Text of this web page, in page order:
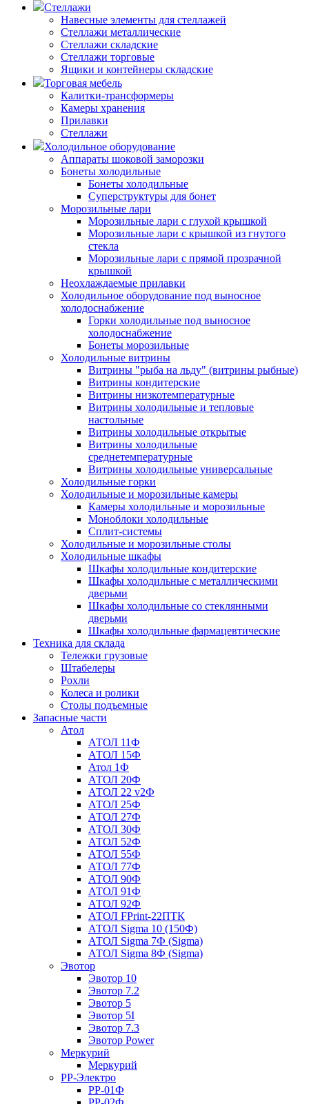
Стеллажи
Навесные элементы для стеллажей
Стеллажи металлические
Стеллажи складские
Стеллажи торговые
Ящики и контейнеры складские
Торговая мебель
Калитки-трансформеры
Камеры хранения
Прилавки
Стеллажи
Холодильное оборудование
Аппараты шоковой заморозки
Бонеты холодильные
Бонеты холодильные
Суперструктуры для бонет
Морозильные лари
Морозильные лари с глухой крышкой
Морозильные лари с крышкой из гнутого
стекла
Морозильные лари с прямой прозрачной
крышкой
Неохлаждаемые прилавки
Холодильное оборудование под выносное
холодоснабжение
Горки холодильные под выносное
холодоснабжение
Бонеты морозильные
Холодильные витрины
Витрины "рыба на льду" (витрины рыбные)
Витрины кондитерские
Витрины низкотемпературные
Витрины холодильные и тепловые
настольные
Витрины холодильные открытые
Витрины холодильные
среднетемпературные
Витрины холодильные универсальные
Холодильные горки
Холодильные и морозильные камеры
Камеры холодильные и морозильные
Моноблоки холодильные
Сплит-системы
Холодильные и морозильные столы
Холодильные шкафы
Шкафы холодильные кондитерские
Шкафы холодильные с металлическими
дверьми
Шкафы холодильные со стеклянными
дверьми
Шкафы холодильные фармацевтические
Техника для склада
Тележки грузовые
Штабелеры
Рохли
Колеса и ролики
Столы подъемные
Запасные части
Атол
АТОЛ 11Ф
АТОЛ 15Ф
Атол 1Ф
АТОЛ 20Ф
АТОЛ 22 v2Ф
АТОЛ 25Ф
АТОЛ 27Ф
АТОЛ 30Ф
АТОЛ 52Ф
АТОЛ 55Ф
АТОЛ 77Ф
АТОЛ 90Ф
АТОЛ 91Ф
АТОЛ 92Ф
АТОЛ FPrint-22ПТК
АТОЛ Sigma 10 (150Ф)
АТОЛ Sigma 7Ф (Sigma)
АТОЛ Sigma 8Ф (Sigma)
Эвотор
Эвотор 10
Эвотор 7.2
Эвотор 5
Эвотор 5I
Эвотор 7.3
Эвотор Power
Меркурий
Меркурий
РР-Электро
РР-01Ф